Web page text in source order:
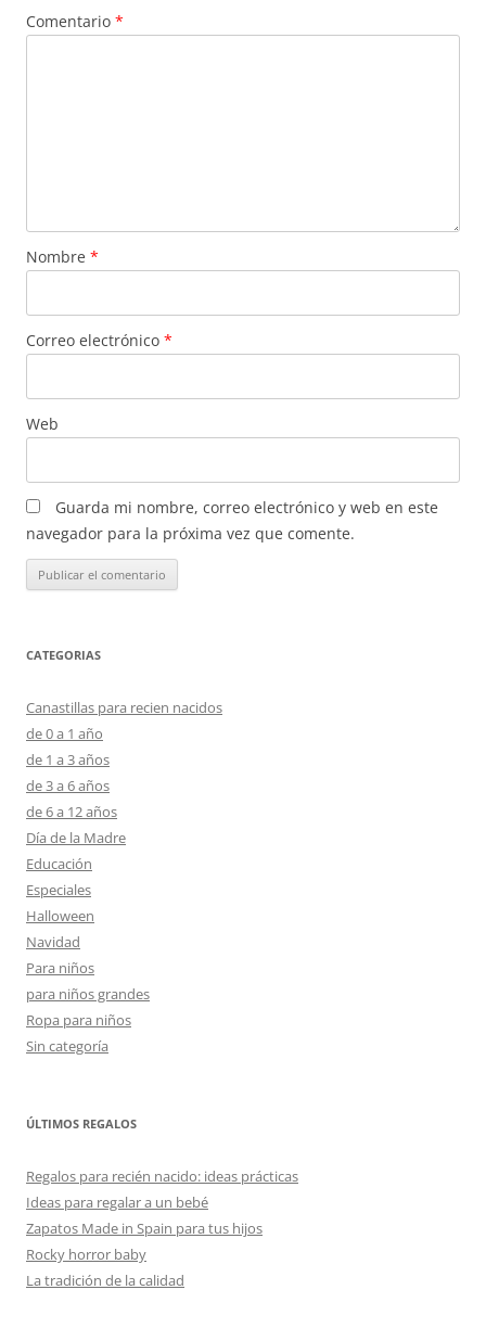
Comentario *
Nombre *
Correo electrónico *
Web
Guarda mi nombre, correo electrónico y web en este
navegador para la próxima vez que comente.
CATEGORIAS
Canastillas para recien nacidos
de 0 a 1 año
de 1 a 3 años
de 3 a 6 años
de 6 a 12 años
Día de la Madre
Educación
Especiales
Halloween
Navidad
Para niños
para niños grandes
Ropa para niños
Sin categoría
ÚLTIMOS REGALOS
Regalos para recién nacido: ideas prácticas
Ideas para regalar a un bebé
Zapatos Made in Spain para tus hijos
Rocky horror baby
La tradición de la calidad